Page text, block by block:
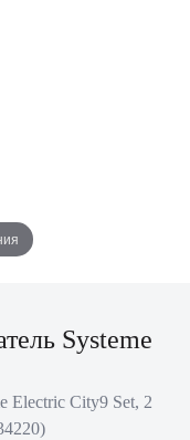
Systeme
Electric City9 Set, 2